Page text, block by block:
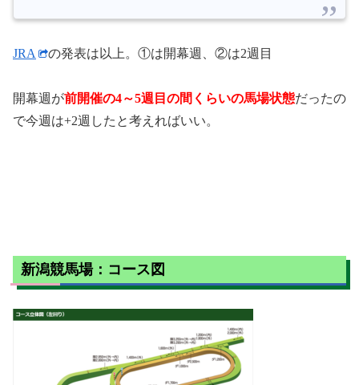
JRA の発表は以上。①は開幕週、②は2週目
開幕週が前開催の4～5週目の間くらいの馬場状態だったの
で今週は+2週したと考えればいい。
新潟競馬場：コース図